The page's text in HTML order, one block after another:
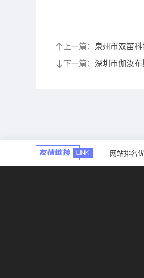
上一篇： 泉州市双笛
下一篇： 深圳市伽汝
网站排名